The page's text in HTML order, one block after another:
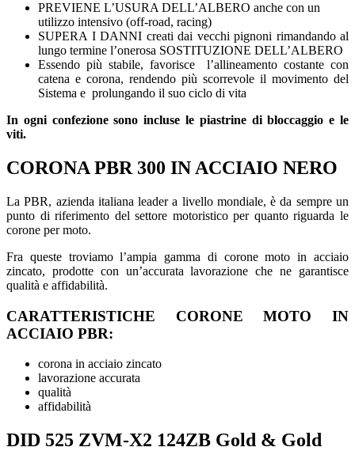
PREVIENE L’USURA DELL’ALBERO anche con un
utilizzo intensivo (off-road, racing)
SUPERA I DANNI creati dai vecchi pignoni rimandando al
lungo termine l’onerosa SOSTITUZIONE DELL’ALBERO
Essendo più stabile, favorisce l’allineamento costante con
catena e corona, rendendo più scorrevole il movimento del
Sistema e prolungando il suo ciclo di vita
In ogni confezione sono incluse le piastrine di bloccaggio e le
viti.
CORONA PBR 300 IN ACCIAIO NERO
La PBR, azienda italiana leader a livello mondiale, è da sempre un
punto di riferimento del settore motoristico per quanto riguarda le
corone per moto.
Fra queste troviamo l’ampia gamma di corone moto in acciaio
zincato, prodotte con un’accurata lavorazione che ne garantisce
qualità e affidabilità.
CARATTERISTICHE CORONE MOTO IN
ACCIAIO PBR:
corona in acciaio zincato
lavorazione accurata
qualità
affidabilità
DID 525 ZVM-X2 124ZB Gold & Gold